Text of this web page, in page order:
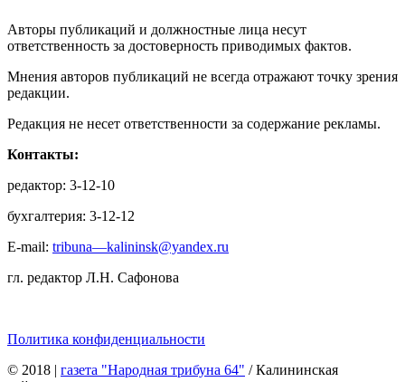
Авторы публикаций и должностные лица несут
ответственность за достоверность приводимых фактов.
Мнения авторов публикаций не всегда отражают точку зрения
редакции.
Редакция не несет ответственности за содержание рекламы.
Контакты:
редактор: 3-12-10
бухгалтерия: 3-12-12
E-mail: tribuna—kalininsk@yandex.ru
гл. редактор Л.Н. Сафонова
Политика конфиденциальности
© 2018
газета "Народная трибуна 64" / Калининская